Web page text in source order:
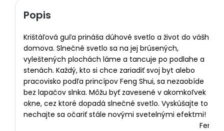
Popis
Krištáľová guľa prináša dúhové svetlo a život do vášho
domova. Slnečné svetlo sa na jej brúsených,
vyleštených plochách láme a tancuje po podlahe a
stenách. Každý, kto si chce zariadiť svoj byt alebo
pracovisko podľa princípov Feng Shui, sa nezaobíde
bez lapačov slnka. Môžu byť zavesené v akomkoľvek
okne, cez ktoré dopadá slnečné svetlo. Vyskúšajte to a
nechajte sa očariť stále novými svetelnými efektmi!
Feng